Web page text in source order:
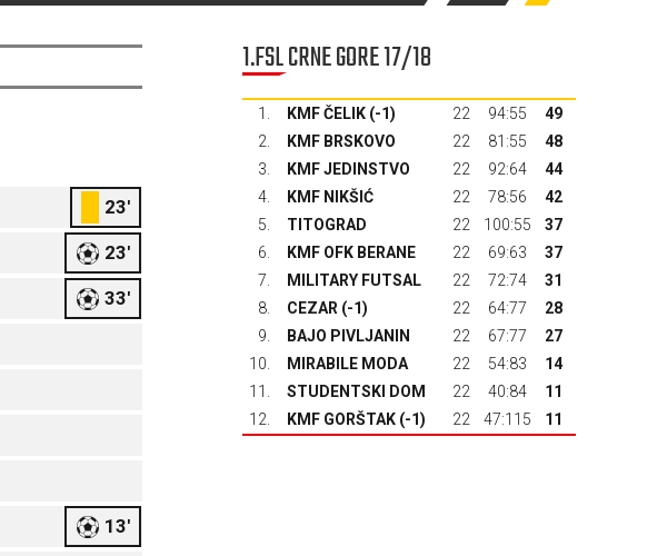
23'
23'
33'
13'
1.FSL CRNE GORE 17/18
1. KMF ČELIK (-1) 22 94:55
49
2.
KMF BRSKOVO 22 81:55
48
3.
KMF JEDINSTVO 22 92:64
44
4.
KMF NIKŠIĆ 22 78:56
42
5.
TITOGRAD 22 100:55
37
6.
KMF OFK BERANE 22 69:63
37
7.
MILITARY FUTSAL 22 72:74
31
8.
CEZAR (-1) 22 64:77
28
9.
BAJO PIVLJANIN 22 67:77
27
10.
MIRABILE MODA 22 54:83
14
11.
STUDENTSKI DOM 22 40:84
11
12.
KMF GORŠTAK (-1) 22 47:115 11